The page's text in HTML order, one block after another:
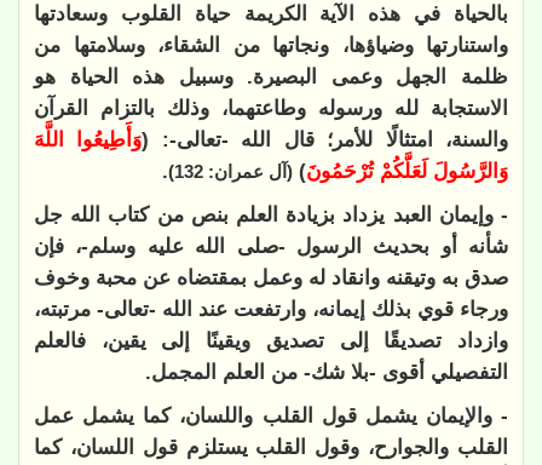
بالحياة في هذه الآية الكريمة حياة القلوب وسعادتها
واستنارتها وضياؤها، ونجاتها من الشقاء، وسلامتها من
ظلمة الجهل وعمى البصيرة. وسبيل هذه الحياة هو
الاستجابة لله ورسوله وطاعتهما، وذلك بالتزام القرآن
والسنة، امتثالًا للأمر؛ قال الله -تعالى-: (وَأَطِيعُوا اللَّهَ
وَالرَّسُولَ لَعَلَّكُمْ تُرْحَمُونَ) (آل عمران: 132)
.
- وإيمان العبد يزداد بزيادة العلم بنص من كتاب الله جل
شأنه أو بحديث الرسول -صلى الله عليه وسلم-، فإن
صدق به وتيقنه وانقاد له وعمل بمقتضاه عن محبة وخوف
ورجاء قوي بذلك إيمانه، وارتفعت عند الله -تعالى- مرتبته،
وازداد تصديقًا إلى تصديق ويقينًا إلى يقين، فالعلم
التفصيلي أقوى -بلا شك- من العلم المجمل.
- والإيمان يشمل قول القلب واللسان، كما يشمل عمل
القلب والجوارح، وقول القلب يستلزم قول اللسان، كما